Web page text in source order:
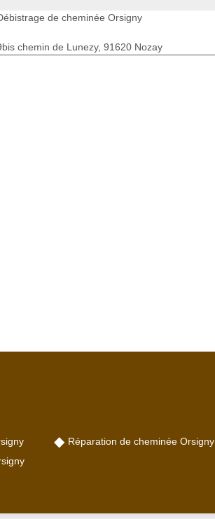
de cheminée Orsigny
chemin de Lunezy, 91620 Nozay
Réparation de cheminée Orsigny